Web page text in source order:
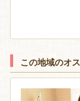
この地域のオ